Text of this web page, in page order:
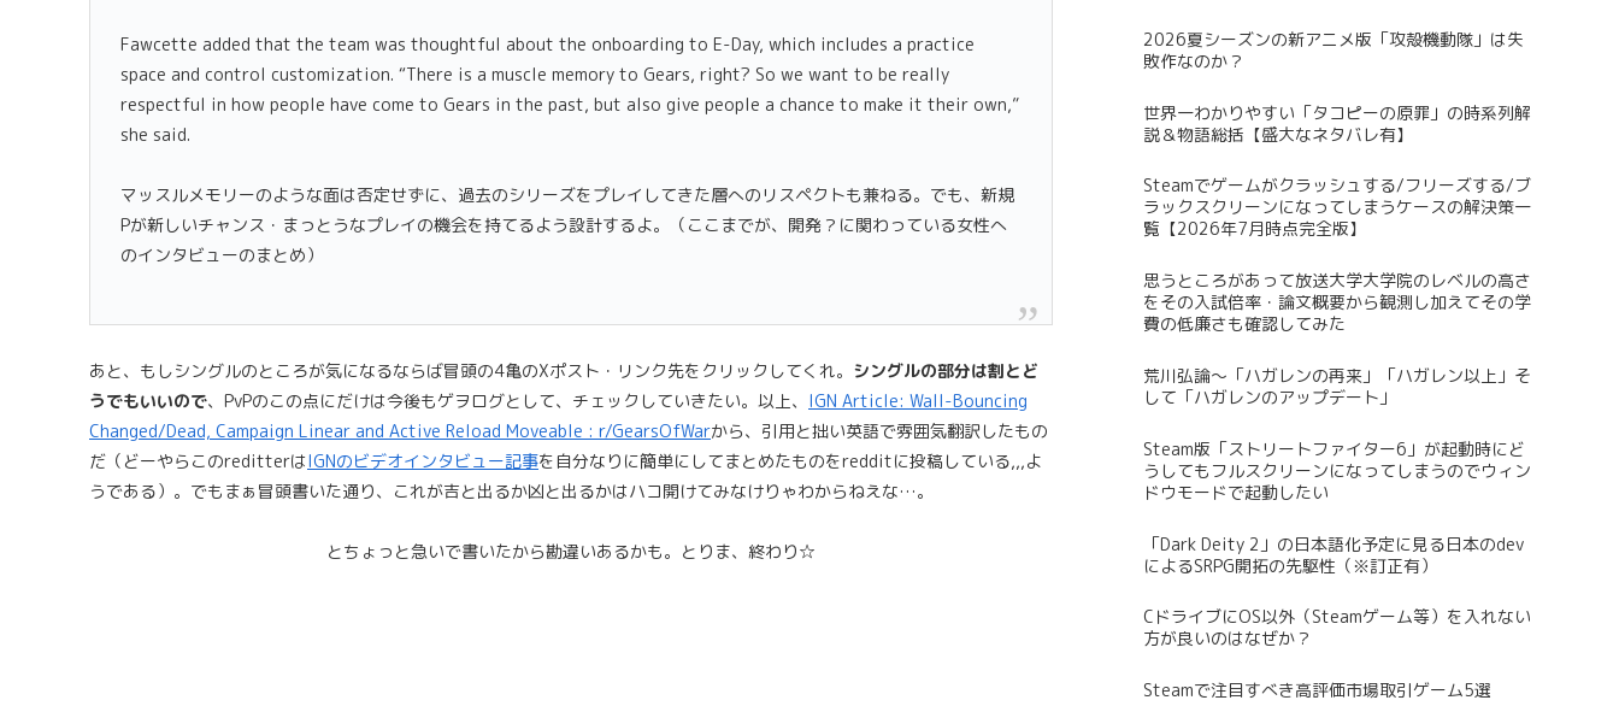
Fawcette added that the team was thoughtful about the onboarding to E-Day, which includes a practice
space and control customization. “There is a muscle memory to Gears, right? So we want to be really
respectful in how people have come to Gears in the past, but also give people a chance to make it their own,”
she said.
マッスルメモリーのような面は否定せずに、過去のシリーズをプレイしてきた層へのリスペクトも兼ねる。でも、新規
Pが新しいチャンス・まっとうなプレイの機会を持てるよう設計するよ。（ここまでが、開発？に関わっている女性へ
のインタビューのまとめ）
あと、もしシングルのところが気になるならば冒頭の4亀のXポスト・リンク先をクリックしてくれ。 シングルの部分は割とど
うでもいいので、PvPのこの点にだけは今後もゲヲログとして、チェックしていきたい。以上、 IGN Article: Wall-Bouncing
Changed/Dead, Campaign Linear and Active Reload Moveable : r/GearsOfWarから、引用と拙い英語で雰囲気翻訳したもの
だ（どーやらこのreditterはIGNのビデオインタビュー記事を自分なりに簡単にしてまとめたものをredditに投稿している,,,よ
うである）。でもまぁ冒頭書いた通り、これが吉と出るか凶と出るかはハコ開けてみなけりゃわからねえな…。
とちょっと急いで書いたから勘違いあるかも。とりま、終わり☆
2026夏シーズンの新アニメ版「攻殻機動隊」は失
敗作なのか？
世界一わかりやすい「タコピーの原罪」の時系列解
説＆物語総括【盛大なネタバレ有】
Steamでゲームがクラッシュする/フリーズする/ブ
ラックスクリーンになってしまうケースの解決策一
覧【2026年7月時点完全版】
思うところがあって放送大学大学院のレベルの高さ
をその入試倍率・論文概要から観測し加えてその学
費の低廉さも確認してみた
荒川弘論～「ハガレンの再来」「ハガレン以上」そ
して「ハガレンのアップデート」
Steam版「ストリートファイター6」が起動時にど
うしてもフルスクリーンになってしまうのでウィン
ドウモードで起動したい
「Dark Deity 2」の日本語化予定に見る日本のdev
によるSRPG開拓の先駆性（※訂正有）
CドライブにOS以外（Steamゲーム等）を入れない
方が良いのはなぜか？
Steamで注目すべき高評価市場取引ゲーム5選